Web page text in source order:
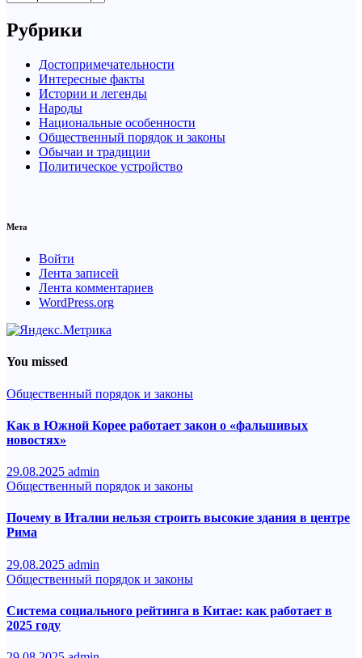
Рубрики
Достопримечательности
Интересные факты
Истории и легенды
Народы
Национальные особенности
Общественный порядок и законы
Обычаи и традиции
Политическое устройство
Мета
Войти
Лента записей
Лента комментариев
WordPress.org
You missed
Общественный порядок и законы
Как в Южной Корее работает закон о «фальшивых
новостях»
29.08.2025 admin
Общественный порядок и законы
Почему в Италии нельзя строить высокие здания в центре
Рима
29.08.2025 admin
Общественный порядок и законы
Система социального рейтинга в Китае: как работает в
2025 году